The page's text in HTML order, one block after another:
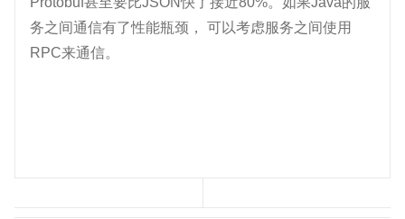
务之间通信有了性能瓶颈， 可以考虑服务之间使用
RPC来通信。